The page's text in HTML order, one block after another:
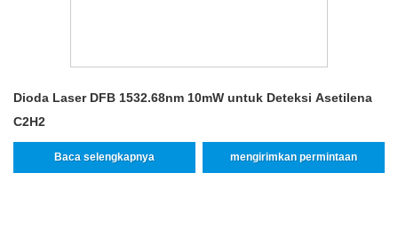
Dioda Laser DFB 1532.68nm 10mW untuk Deteksi Asetilena
C2H2
Baca selengkapnya mengirimkan permintaan